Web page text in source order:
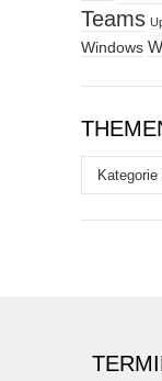
Teams
Windows
Themen